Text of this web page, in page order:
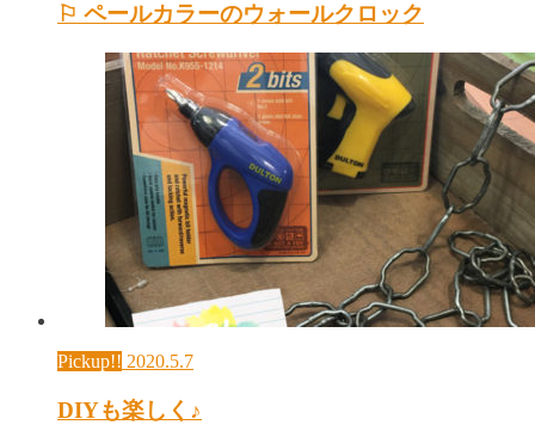
⚐ ペールカラーのウォールクロック
Pickup!! 2020.5.7
DIYも楽しく♪